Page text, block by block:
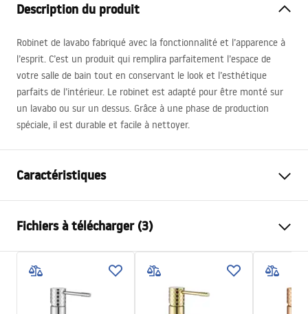
Description du produit
Robinet de lavabo fabriqué avec la fonctionnalité et l’apparence à
l’esprit. C’est un produit qui remplira parfaitement l’espace de
votre salle de bain tout en conservant le look et l’esthétique
parfaits de l’intérieur. Le robinet est adapté pour être monté sur
un lavabo ou sur un dessus. Grâce à une phase de production
spéciale, il est durable et facile à nettoyer.
Caractéristiques
Méthode de montage
Couleur
Or brossé
Type de bec
Fixe
Matériel
Laiton
Fichiers à télécharger (3)
Conditions de garantie
Warranty_Terms_and_Conditions_Faucets_-_5.pdf